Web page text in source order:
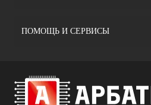
ПОМОЩЬ И СЕРВИСЫ